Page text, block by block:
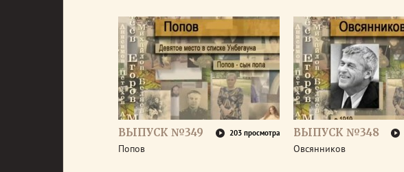
ВЫПУСК №349 203 просмотра
Попов
ВЫПУСК №348
Овсянников